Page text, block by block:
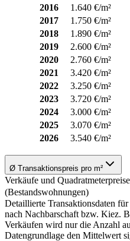
2016
1.640 €/m²
2017
1.750 €/m²
2018
1.890 €/m²
2019
2.600 €/m²
2020
2.760 €/m²
2021
3.420 €/m²
2022
3.250 €/m²
2023
3.720 €/m²
2024
3.000 €/m²
2025
3.070 €/m²
2026
3.540 €/m²
Ø Transaktionspreis pro m²
Verkäufe und
(Bestandswohnungen)
Detaillierte Transaktionsdaten
nach Nachbarschaft bzw. Kiez.
Verkäufen wird nur die Anzahl
Datengrundlage den Mittelwert